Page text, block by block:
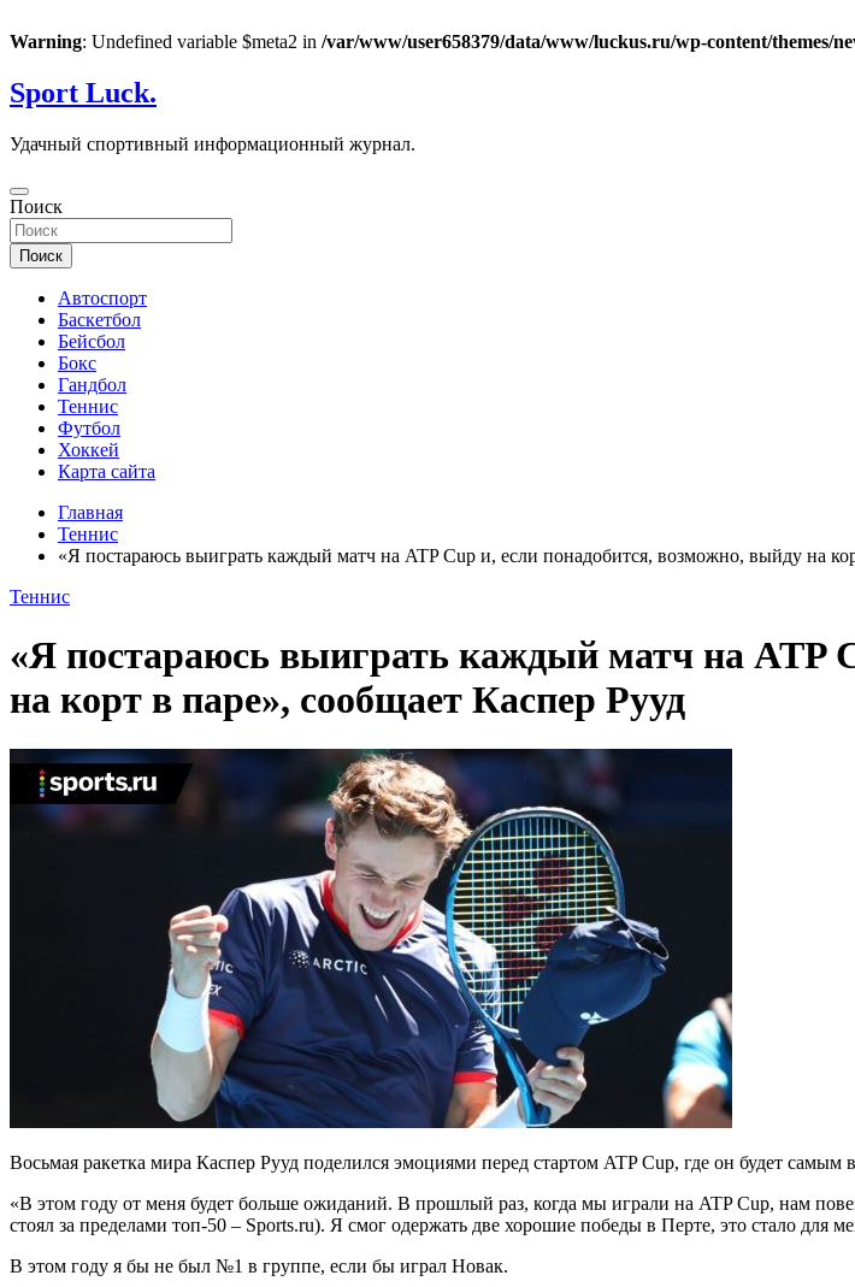
Warning: Undefined variable $meta2 in /var/www/user658379/data/www/luckus.ru/wp-content/themes/
Перейти
к
Sport Luck.
Удачный спортивный информационный журнал.
Поиск
Поиск
Автоспорт
Баскетбол
Бейсбол
Бокс
Гандбол
Теннис
Футбол
Хоккей
Карта сайта
Главная
Теннис
«Я постараюсь выиграть каждый матч на ATP Cup и, если понадобится, возможно, выйду на
Теннис
«Я постараюсь выиграть каждый матч на ATP
на корт в паре», сообщает Каспер Рууд
Восьмая ракетка мира Каспер Рууд поделился эмоциями перед стартом ATP Cup, где он будет
«В этом году от меня будет больше ожиданий. В прошлый раз, когда мы играли на ATP Cup, нам
стоял за пределами топ-50 – Sports.ru). Я смог одержать две хорошие победы в Перте, это стало для
В этом году я бы не был №1 в группе, если бы играл Новак.